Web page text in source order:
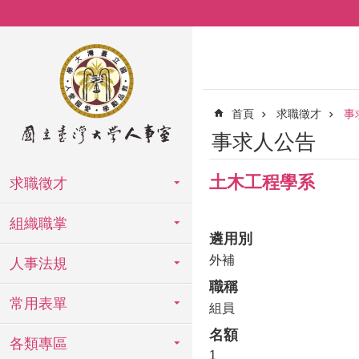
求職徵才
組織職掌
人事法規
常用表單
各類專區
首頁 求職徵才 事
事求人公告
土木工程學系
遴用別
外補
職稱
組員
名額
1